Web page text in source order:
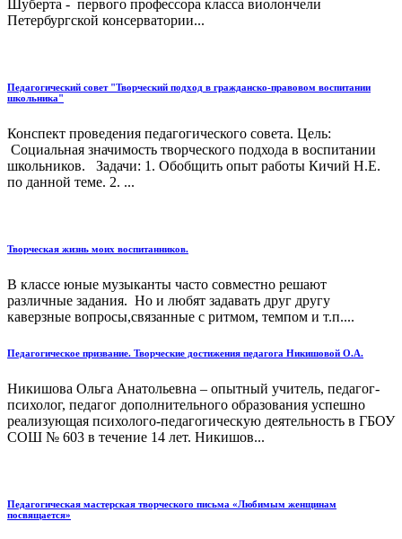
Шуберта - первого профессора класса виолончели
Петербургской консерватории...
Педагогический совет "Творческий подход в гражданско-правовом воспитании
школьника"
Конспект проведения педагогического совета. Цель:
Социальная значимость творческого подхода в воспитании
школьников. Задачи: 1. Обобщить опыт работы Кичий Н.Е.
по данной теме. 2. ...
Творческая жизнь моих воспитанников.
В классе юные музыканты часто совместно решают
различные задания. Но и любят задавать друг другу
каверзные вопросы,связанные с ритмом, темпом и т.п....
Педагогическое призвание. Творческие достижения педагога Никишовой О.А.
Никишова Ольга Анатольевна – опытный учитель, педагог-
психолог, педагог дополнительного образования успешно
реализующая психолого-педагогическую деятельность в ГБОУ
СОШ № 603 в течение 14 лет. Никишов...
Педагогическая мастерская творческого письма «Любимым женщинам
посвящается»